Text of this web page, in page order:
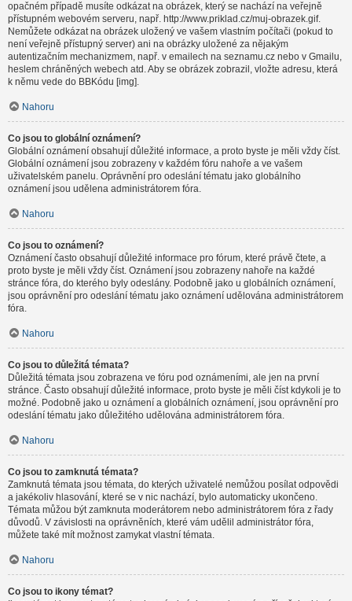
opačném případě musíte odkázat na obrázek, který se nachází na veřejně
přístupném webovém serveru, např. http://www.priklad.cz/muj-obrazek.gif.
Nemůžete odkázat na obrázek uložený ve vašem vlastním počítači (pokud to
není veřejně přístupný server) ani na obrázky uložené za nějakým
autentizačním mechanizmem, např. v emailech na seznamu.cz nebo v Gmailu,
heslem chráněných webech atd. Aby se obrázek zobrazil, vložte adresu, která
k němu vede do BBKódu [img].
Nahoru
Co jsou to globální oznámení?
Globální oznámení obsahují důležité informace, a proto byste je měli vždy číst.
Globální oznámení jsou zobrazeny v každém fóru nahoře a ve vašem
uživatelském panelu. Oprávnění pro odeslání tématu jako globálního
oznámení jsou udělena administrátorem fóra.
Nahoru
Co jsou to oznámení?
Oznámení často obsahují důležité informace pro fórum, které právě čtete, a
proto byste je měli vždy číst. Oznámení jsou zobrazeny nahoře na každé
stránce fóra, do kterého byly odeslány. Podobně jako u globálních oznámení,
jsou oprávnění pro odeslání tématu jako oznámení udělována administrátorem
fóra.
Nahoru
Co jsou to důležitá témata?
Důležitá témata jsou zobrazena ve fóru pod oznámeními, ale jen na první
stránce. Často obsahují důležité informace, proto byste je měli číst kdykoli je to
možné. Podobně jako u oznámení a globálních oznámení, jsou oprávnění pro
odeslání tématu jako důležitého udělována administrátorem fóra.
Nahoru
Co jsou to zamknutá témata?
Zamknutá témata jsou témata, do kterých uživatelé nemůžou posílat odpovědi
a jakékoliv hlasování, které se v nic nachází, bylo automaticky ukončeno.
Témata můžou být zamknuta moderátorem nebo administrátorem fóra z řady
důvodů. V závislosti na oprávněních, které vám udělil administrátor fóra,
můžete také mít možnost zamykat vlastní témata.
Nahoru
Co jsou to ikony témat?